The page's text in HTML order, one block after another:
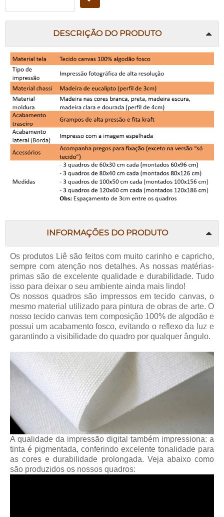
DESCRIÇÃO DO PRODUTO
INFORMAÇÕES DO PRODUTO
Os produtos Liêsão feitos com muito carinho e capricho,
sempre com atenção nos detalhes. As nossas matérias-
primas são de excelente qualidade e durabilidade. Tudo
isso para deixar o seu ambiente ainda mais lindo!
Os nossos quadros são impressos em tecido canvas, o
mesmo material utilizado para pintura de obras de arte. O
nosso tecido canvas tem composição 100% de algodão e
possui um acabamento fosco, evitando o reflexo da luz e
garantindo a visibilidade do quadro por qualquer ângulo.
A qualidade da impressão digital também impressiona: a
tinta é pigmentada, conferindo excelente tonalidade para
as cores e durabilidade prolongada. Veja abaixo como
são produzidos os nossos quadros: